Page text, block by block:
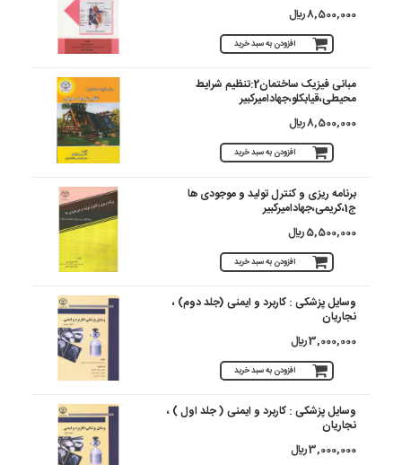
8,500,000 ريال
افزودن به سبد خرید
مبانی فیزیک ساختمان2:تنظیم شرایط
محیطی،قیابکلو،جهادامیرکبیر
8,500,000 ريال
افزودن به سبد خرید
برنامه ریزی و کنترل تولید و موجودی ها
ج1،کریمی،جهادامیرکبیر
5,500,000 ريال
افزودن به سبد خرید
وسایل پزشکی : کاربرد و ایمنی (جلد دوم) ،
نجاریان
3,000,000 ريال
افزودن به سبد خرید
وسایل پزشکی : کاربرد و ایمنی ( جلد اول ) ،
نجاریان
3,000,000 ريال